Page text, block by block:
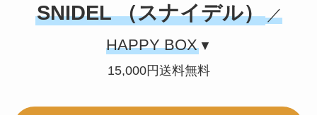
SNIDEL （スナイデル）／
HAPPY BOX▼
15,000円送料無料